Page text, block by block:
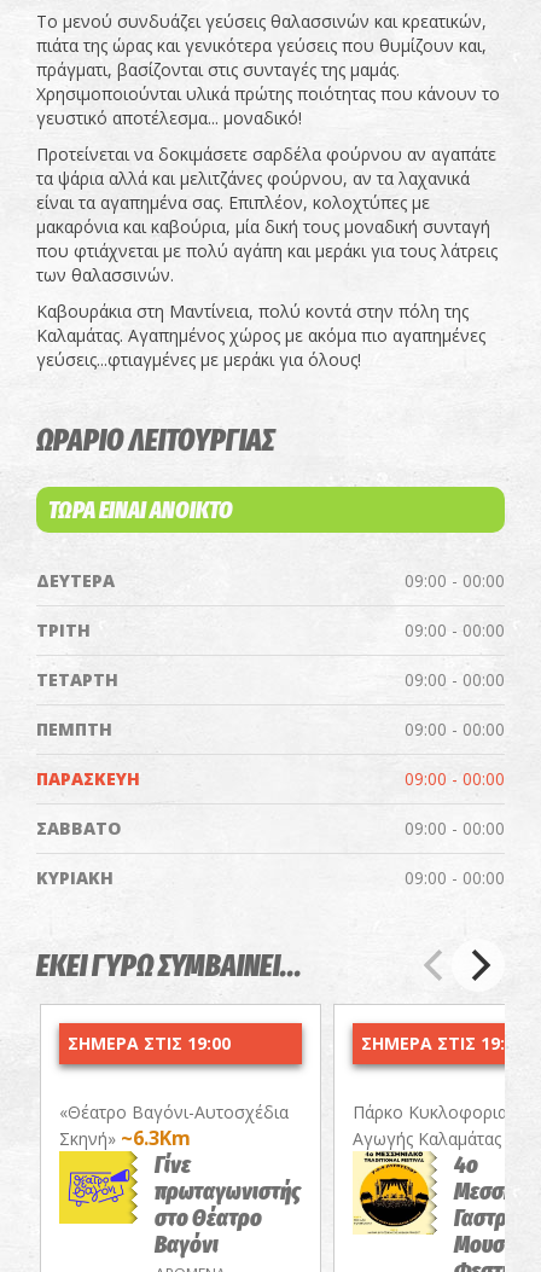
Το μενού συνδυάζει γεύσεις θαλασσινών και κρεατικών,
πιάτα της ώρας και γενικότερα γεύσεις που θυμίζουν και,
πράγματι, βασίζονται στις συνταγές της μαμάς.
Χρησιμοποιούνται υλικά πρώτης ποιότητας που κάνουν το
γευστικό αποτέλεσμα... μοναδικό!
Προτείνεται να δοκιμάσετε σαρδέλα φούρνου αν αγαπάτε
τα ψάρια αλλά και μελιτζάνες φούρνου, αν τα λαχανικά
είναι τα αγαπημένα σας. Επιπλέον, κολοχτύπες με
μακαρόνια και καβούρια, μία δική τους μοναδική συνταγή
που φτιάχνεται με πολύ αγάπη και μεράκι για τους λάτρεις
των θαλασσινών.
Καβουράκια στη Μαντίνεια, πολύ κοντά στην πόλη της
Καλαμάτας. Αγαπημένος χώρος με ακόμα πιο αγαπημένες
γεύσεις...φτιαγμένες με μεράκι για όλους!
ΩΡΑΡΙΟ ΛΕΙΤΟΥΡΓΙΑΣ
ΤΩΡΑ ΕΙΝΑΙ ΑΝΟΙΚΤΟ
ΔΕΥΤΕΡΑ 09:00 - 00:00
ΤΡΙΤΗ 09:00 - 00:00
ΤΕΤΑΡΤΗ 09:00 - 00:00
ΠΕΜΠΤΗ 09:00 - 00:00
ΠΑΡΑΣΚΕΥΗ 09:00 - 00:00
ΣΑΒΒΑΤΟ 09:00 - 00:00
ΚΥΡΙΑΚΗ 09:00 - 00:00
ΕΚΕΙ ΓΥΡΩ ΣΥΜΒΑΙΝΕΙ...
ΣΗΜΕΡΑ ΣΤΙΣ 19:00
«Θέατρο Βαγόνι-Αυτοσχέδια
Σκηνή» ~6.3Km
Γίνε
πρωταγωνιστής
στο Θέατρο
Βαγόνι
ΣΗΜΕΡΑ ΣΤΙΣ 19:30
Πάρκο Κυκλοφοριακής
Αγωγής Καλαμάτας
4ο
Μουσικό